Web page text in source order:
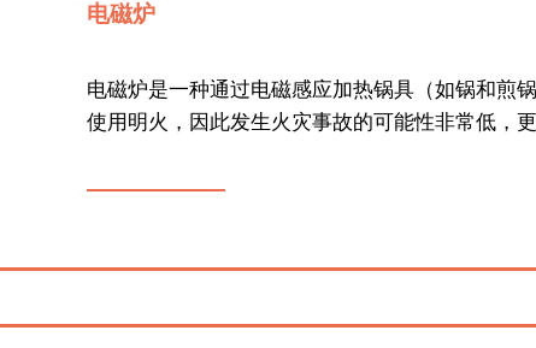
电磁炉
电磁炉是一种通过电磁感应加热锅具（如锅和煎
使用明火，因此发生火灾事故的可能性非常低，更